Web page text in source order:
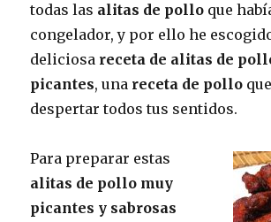
todas las alitas de pollo que
congelador, y por ello he
deliciosa receta de alitas de
picantes, una receta de pollo
despertar todos tus sentidos.
Para preparar estas
alitas de pollo muy
picantes y sabrosas